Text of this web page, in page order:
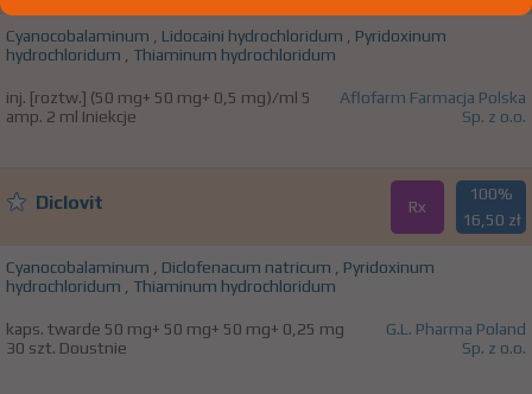
Cyanocobalaminum , Lidocaini hydrochloridum , Pyridoxinum
hydrochloridum , Thiaminum hydrochloridum
inj. [roztw.] (50 mg+ 50 mg+ 0,5 mg)/ml 5
amp. 2 ml Iniekcje
Aflofarm Farmacja Polska
Sp. z o.o.
Diclovit Rx
100%
16,50 zł
Cyanocobalaminum , Diclofenacum natricum , Pyridoxinum
hydrochloridum , Thiaminum hydrochloridum
kaps. twarde 50 mg+ 50 mg+ 50 mg+ 0,25 mg
30 szt. Doustnie
G.L. Pharma Poland
Sp. z o.o.